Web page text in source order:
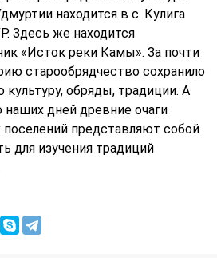
находится в с. Кулига
Здесь же находится
«Исток реки Камы». За почти
старообрядчество сохранило
обряды, традиции. А
дней древние очаги
поселений представляют собой
для изучения традиций